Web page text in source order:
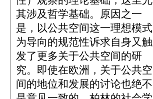
其涉及哲学基础。原因之一
是，以公共空间这一理想模式
为导向的规范性诉求自身又触
发了更多关于公共空间的研
究。即使在欧洲，关于公共空
间的地位和发展的讨论也绝不